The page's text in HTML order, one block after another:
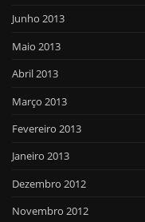
Junho 2013
Maio 2013
Abril 2013
Março 2013
Fevereiro 2013
Janeiro 2013
Dezembro 2012
Novembro 2012